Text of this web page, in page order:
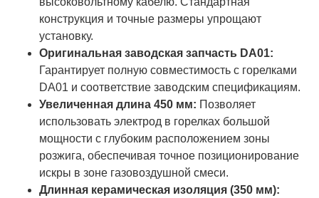
конструкция и точные размеры упрощают
установку.
Оригинальная заводская запчасть DA01:
Гарантирует полную совместимость с горелками
DA01 и соответствие заводским спецификациям.
Увеличенная длина 450 мм: Позволяет
использовать электрод в горелках большой
мощности с глубоким расположением зоны
розжига, обеспечивая точное позиционирование
искры в зоне газовоздушной смеси.
Длинная керамическая изоляция (350 мм):